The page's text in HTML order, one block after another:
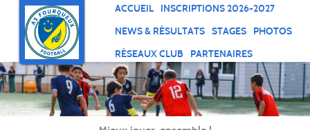
ACCUEIL
INSCRIPTIONS 2026-2027
NEWS & RÉSULTATS
STAGES
PHOTOS
RÉSEAUX CLUB
PARTENAIRES
Panneau de gestion des cookies